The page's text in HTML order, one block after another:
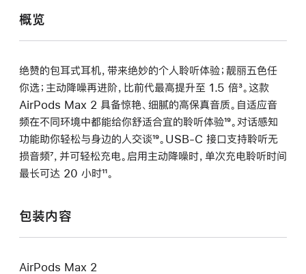
概览
绝赞的包耳式耳机，带来绝妙的个人聆听体验；靓丽五色任
你选；主动降噪再进阶，比前代最高提升至 1.5 倍脚
注
³。这款
AirPods Max 2 具备惊艳、细腻的高保真音质。自适应音
频在不同环境中都能给你舒适合宜的聆听体验脚
注
¹⁹。对话感知
功能助你轻松与身边的人交谈脚
注
¹⁹。USB-C 接口支持聆听无
损音频脚
注
⁷，并可轻松充电。启用主动降噪时，单次充电聆听时间
最长可达 20 小时脚
¹¹。
包装内容
AirPods Max 2